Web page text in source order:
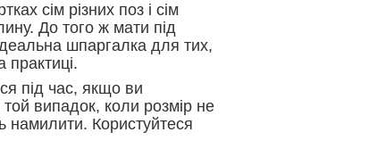
сім різних поз і сім
До того ж мати під
шпаргалка для тих,
практиці.
під час, якщо ви
випадок, коли розмір не
намилити. Користуйтеся